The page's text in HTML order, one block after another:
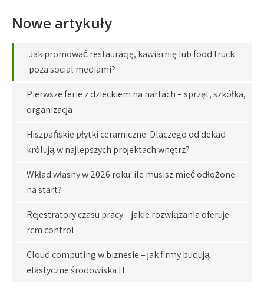
Nowe artykuły
Jak promować restaurację, kawiarnię lub food truck
poza social mediami?
Pierwsze ferie z dzieckiem na nartach – sprzęt, szkółka,
organizacja
Hiszpańskie płytki ceramiczne: Dlaczego od dekad
królują w najlepszych projektach wnętrz?
Wkład własny w 2026 roku: ile musisz mieć odłożone
na start?
Rejestratory czasu pracy – jakie rozwiązania oferuje
rcm control
Cloud computing w biznesie – jak firmy budują
elastyczne środowiska IT